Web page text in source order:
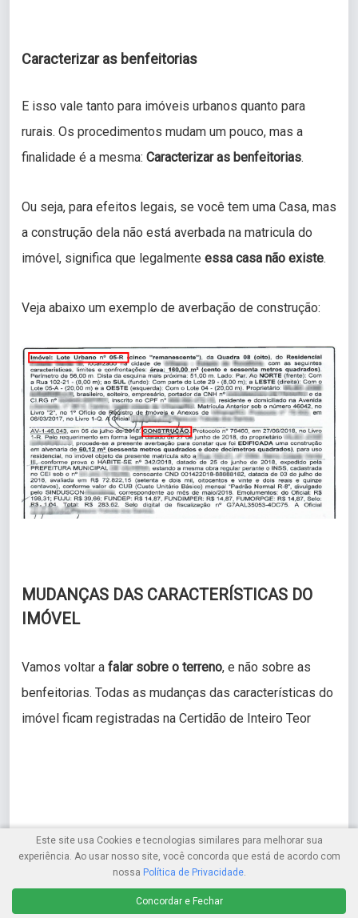
Caracterizar as benfeitorias
E isso vale tanto para imóveis urbanos quanto para
rurais. Os procedimentos mudam um pouco, mas a
finalidade é a mesma: Caracterizar as benfeitorias.
Ou seja, para efeitos legais, se você tem uma Casa, mas
a construção dela não está averbada na matricula do
imóvel, significa que legalmente essa casa não existe.
Veja abaixo um exemplo de averbação de construção:
MUDANÇAS DAS CARACTERÍSTICAS DO
IMÓVEL
Vamos voltar a falar sobre o terreno, e não sobre as
benfeitorias. Todas as mudanças das características do
imóvel ficam registradas na Certidão de Inteiro Teor
Este site usa Cookies e tecnologias similares para melhorar sua
experiência. Ao usar nosso site, você concorda que está de acordo com
nossa Política de Privacidade.
Concordar e Fechar